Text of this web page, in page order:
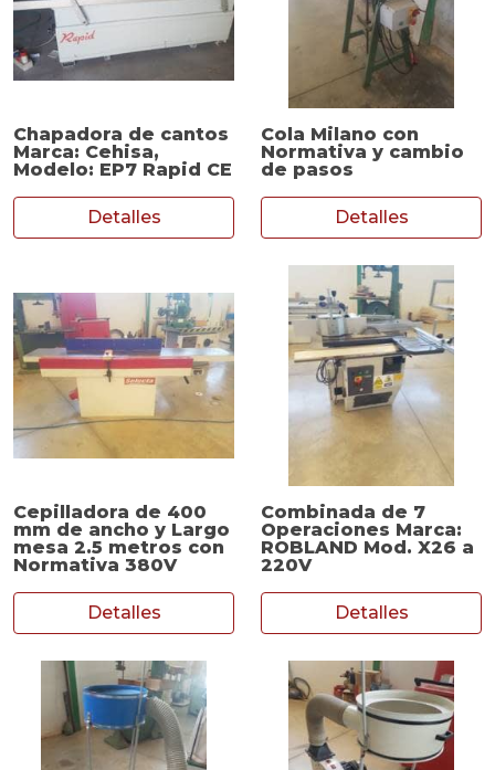
Chapadora de cantos
Marca: Cehisa,
Modelo: EP7 Rapid CE
Detalles
Cola Milano con
Normativa y cambio
de pasos
Detalles
Cepilladora de 400
mm de ancho y Largo
mesa 2.5 metros con
Normativa 380V
Detalles
Combinada de 7
Operaciones Marca:
ROBLAND Mod. X26 a
220V
Detalles